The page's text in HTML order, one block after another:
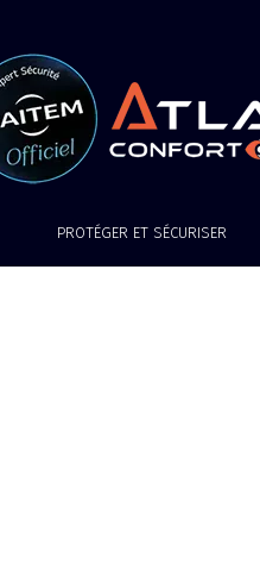
PROTÉGER ET SÉCURISER